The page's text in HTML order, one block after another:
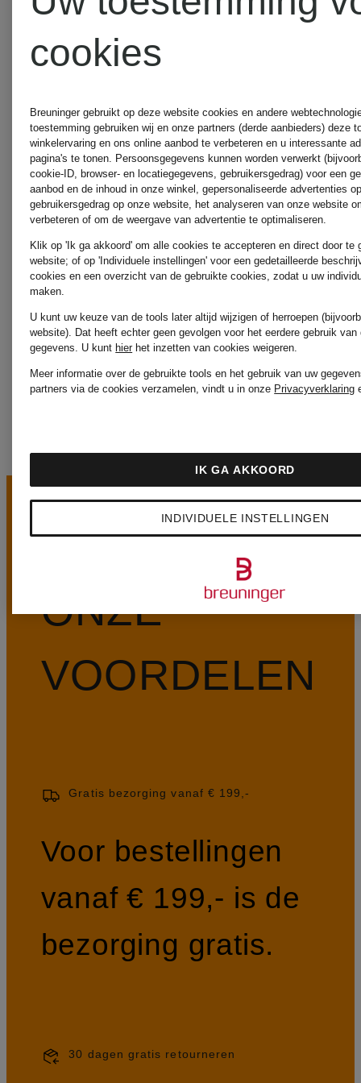
MARC
CAIN
MILANO
ITALY
MORE
&
MORE
ONZE
VOORDELEN
Gratis bezorging vanaf € 199,-
Voor bestellingen
vanaf € 199,- is de
bezorging gratis.
30 dagen gratis retourneren
cookies
Breuninger gebruikt op deze website cookies en andere
toestemming gebruiken wij en onze partners (derde aanbieders) deze
winkelervaring en ons online aanbod te verbeteren en u interessante
pagina's te tonen. Persoonsgegevens kunnen worden verwerkt
cookie-ID, browser- en locatiegegevens, gebruikersgedrag) voor een
aanbod en de inhoud in onze winkel, gepersonaliseerde advertenties
gebruikersgedrag op onze website, het analyseren van onze website
verbeteren of om de weergave van advertentie te optimaliseren.
Klik op 'Ik ga akkoord' om alle cookies te accepteren en direct door te
website; of op 'Individuele instellingen' voor een gedetailleerde
cookies en een overzicht van de gebruikte cookies, zodat u uw
maken.
U kunt uw keuze van de tools later altijd wijzigen of herroepen
website). Dat heeft echter geen gevolgen voor het eerdere gebruik van
gegevens. U kunt hierhet inzetten van cookies weigeren.
Meer informatie over de gebruikte tools en het gebruik van uw
partners via de cookies verzamelen, vindt u in onze Privacyverklaring
INDIVIDUELE INSTELLINGEN
IK GA AKKOORD